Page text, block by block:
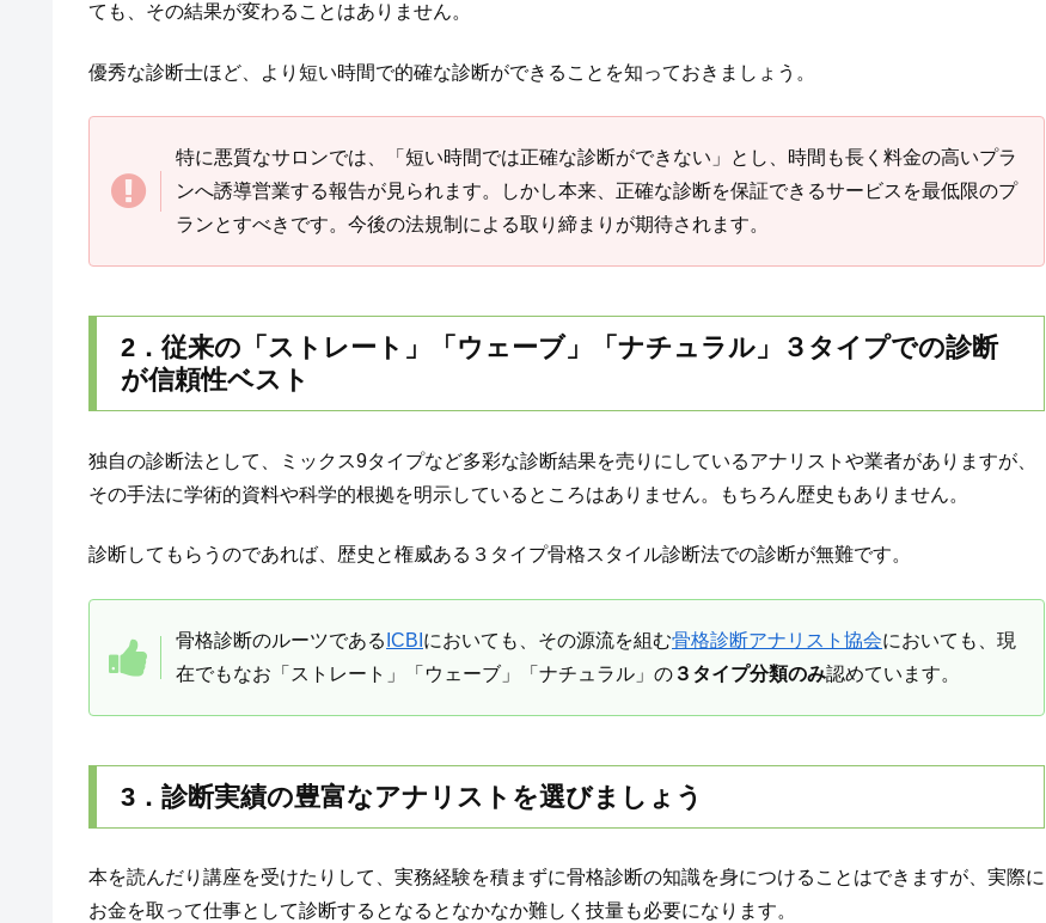
ても、その結果が変わることはありません。
優秀な診断士ほど、より短い時間で的確な診断ができることを知っておきましょう。
特に悪質なサロンでは、「短い時間では正確な診断ができない」とし、時間も長く料金の高いプラ
ンへ誘導営業する報告が見られます。しかし本来、正確な診断を保証できるサービスを最低限のプ
ランとすべきです。今後の法規制による取り締まりが期待されます。
2．従来の「ストレート」「ウェーブ」「ナチュラル」３タイプでの診断
が信頼性ベスト
独自の診断法として、ミックス9タイプなど多彩な診断結果を売りにしているアナリストや業者がありますが、
その手法に学術的資料や科学的根拠を明示しているところはありません。もちろん歴史もありません。
診断してもらうのであれば、歴史と権威ある３タイプ骨格スタイル診断法での診断が無難です。
骨格診断のルーツである ICBI においても、その源流を組む骨格診断アナリスト協会においても、現
在でもなお「ストレート」「ウェーブ」「ナチュラル」の ３タイプ分類のみ認めています。
3．診断実績の豊富なアナリストを選びましょう
本を読んだり講座を受けたりして、実務経験を積まずに骨格診断の知識を身につけることはできますが、実際に
お金を取って仕事として診断するとなるとなかなか難しく技量も必要になります。